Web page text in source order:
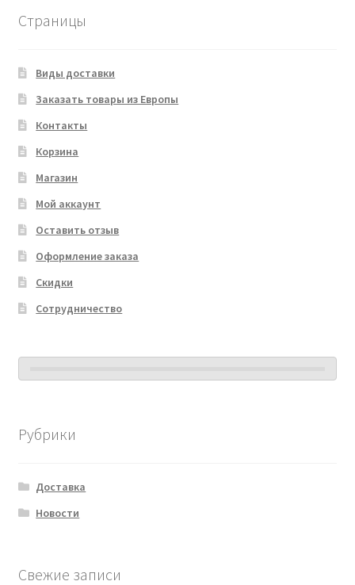
Страницы
Виды доставки
Заказать товары из Европы
Контакты
Корзина
Магазин
Мой аккаунт
Оставить отзыв
Оформление заказа
Скидки
Сотрудничество
Рубрики
Доставка
Новости
Свежие записи